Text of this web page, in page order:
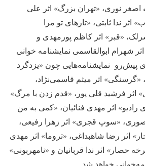
نوری، «تهران بزرگ» اثر علی
اثر ندا ثابتی، «تارهای تو مرا
«قبر» اثر کاظم پورمهدی و
شهرام ابوالقاسمی نمایشنامه خوانی
پیش‌رو نمایشنامه‌هایی چون «یزدگرد
«گرسنگی» اثر میثم قاسمی‌نژاد،
اثر فرشید قلی پور، «قدم زدن با مرگ»
رادیو» اثر مهدی فنائیان، «کمی به من
«سوپ قجری» اثر زهرا رفیعی،
اثر رضا شاهبداغی، «تروما» اثر مهدی
حصار» اثر ندا قربانیان و «نامهربونی»
خواهد شد.